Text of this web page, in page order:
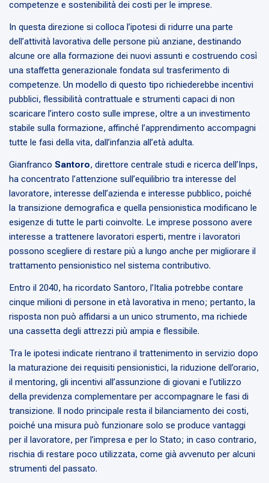
competenze e sostenibilità dei costi per le imprese.
In questa direzione si colloca l’ipotesi di ridurre una parte
dell’attività lavorativa delle persone più anziane, destinando
alcune ore alla formazione dei nuovi assunti e costruendo così
una staffetta generazionale fondata sul trasferimento di
competenze. Un modello di questo tipo richiederebbe incentivi
pubblici, flessibilità contrattuale e strumenti capaci di non
scaricare l’intero costo sulle imprese, oltre a un investimento
stabile sulla formazione, affinché l’apprendimento accompagni
tutte le fasi della vita, dall’infanzia all’età adulta.
Gianfranco Santoro, direttore centrale studi e ricerca dell’Inps,
ha concentrato l’attenzione sull’equilibrio tra interesse del
lavoratore, interesse dell’azienda e interesse pubblico, poiché
la transizione demografica e quella pensionistica modificano le
esigenze di tutte le parti coinvolte. Le imprese possono avere
interesse a trattenere lavoratori esperti, mentre i lavoratori
possono scegliere di restare più a lungo anche per migliorare il
trattamento pensionistico nel sistema contributivo.
Entro il 2040, ha ricordato Santoro, l’Italia potrebbe contare
cinque milioni di persone in età lavorativa in meno; pertanto, la
risposta non può affidarsi a un unico strumento, ma richiede
una cassetta degli attrezzi più ampia e flessibile.
Tra le ipotesi indicate rientrano il trattenimento in servizio dopo
la maturazione dei requisiti pensionistici, la riduzione dell’orario,
il mentoring, gli incentivi all’assunzione di giovani e l’utilizzo
della previdenza complementare per accompagnare le fasi di
transizione. Il nodo principale resta il bilanciamento dei costi,
poiché una misura può funzionare solo se produce vantaggi
per il lavoratore, per l’impresa e per lo Stato; in caso contrario,
rischia di restare poco utilizzata, come già avvenuto per alcuni
strumenti del passato.